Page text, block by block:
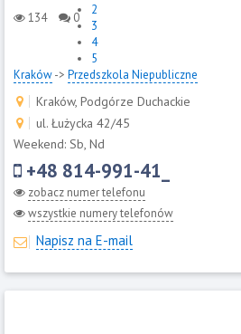
134 0
2
3
4
5
Kraków-> Przedszkola Niepubliczne
Kraków, Podgórze Duchackie
ul. Łużycka 42/45
Weekend: Sb, Nd
+48 814-991-41_
zobacz numer telefonu
wszystkie numery telefonów
Napisz na E-mail